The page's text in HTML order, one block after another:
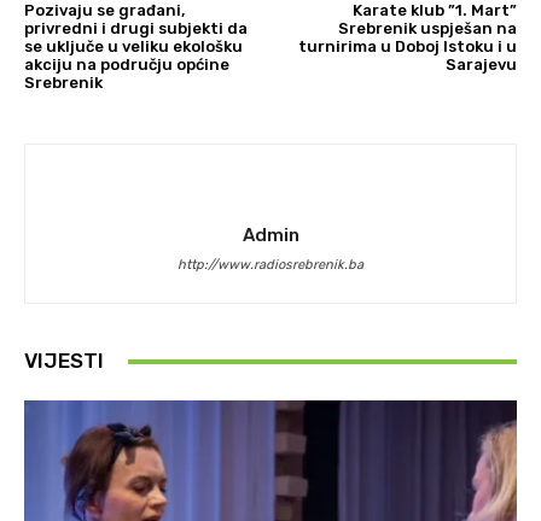
Pozivaju se građani,
privredni i drugi subjekti da
se uključe u veliku ekološku
akciju na području općine
Srebrenik
Karate klub ”1. Mart”
Srebrenik uspješan na
turnirima u Doboj Istoku i u
Sarajevu
Admin
http://www.radiosrebrenik.ba
VIJESTI